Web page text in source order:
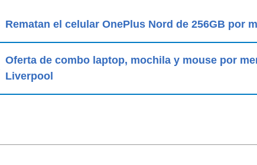
Rematan el celular OnePlus Nord de 256GB por
Oferta de combo laptop, mochila y mouse por
Liverpool